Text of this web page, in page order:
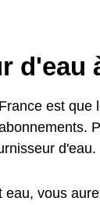
d'eau
est
d'eau.
vous